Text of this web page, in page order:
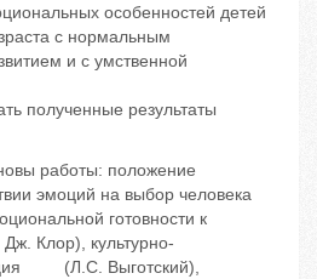
особенностей детей
с нормальным
и с умственной
полученные результаты
работы: положение
эмоций на выбор человека
готовности к
Клор), культурно-
(Л.С. Выготский),